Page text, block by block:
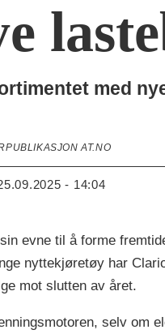
med
AT.NO
25.09.2025 - 14:04
evne til å forme
nyttekjøretøy har
mot slutten av året.
selv om